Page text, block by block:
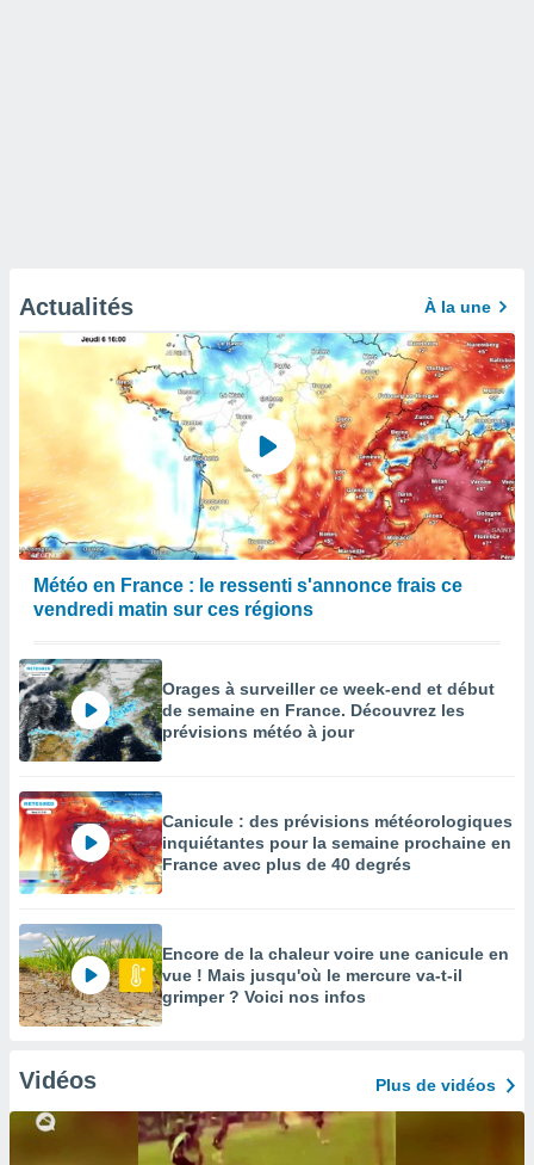
Actualités À la une
Météo en France : le ressenti s'annonce frais ce
vendredi matin sur ces régions
Orages à surveiller ce week-end et début
de semaine en France. Découvrez les
prévisions météo à jour
Canicule : des prévisions météorologiques
inquiétantes pour la semaine prochaine en
France avec plus de 40 degrés
Encore de la chaleur voire une canicule en
vue ! Mais jusqu'où le mercure va-t-il
grimper ? Voici nos infos
Vidéos Plus de vidéos